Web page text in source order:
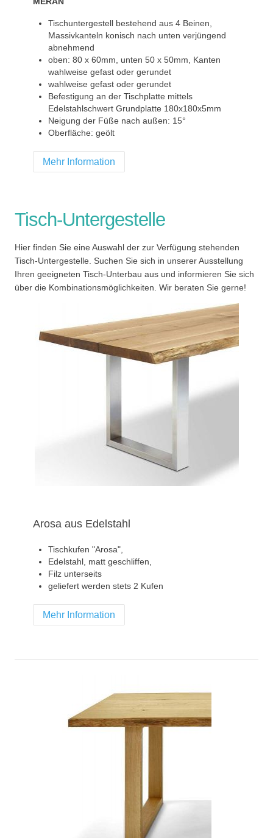
Tischuntergestell bestehend aus 4 Beinen,
Massivkanteln konisch nach unten verjüngend
abnehmend
oben: 80 x 60mm, unten 50 x 50mm, Kanten
wahlweise gefast oder gerundet
wahlweise gefast oder gerundet
Befestigung an der Tischplatte mittels
Edelstahlschwert Grundplatte 180x180x5mm
Neigung der Füße nach außen: 15°
Oberfläche: geölt
Mehr Information
Tisch-Untergestelle
Hier finden Sie eine Auswahl der zur Verfügung stehenden
Tisch-Untergestelle. Suchen Sie sich in unserer Ausstellung
Ihren geeigneten Tisch-Unterbau aus und informieren Sie sich
über die Kombinationsmöglichkeiten. Wir beraten Sie gerne!
Arosa aus Edelstahl
Tischkufen "Arosa",
Edelstahl, matt geschliffen,
Filz unterseits
geliefert werden stets 2 Kufen
Mehr Information